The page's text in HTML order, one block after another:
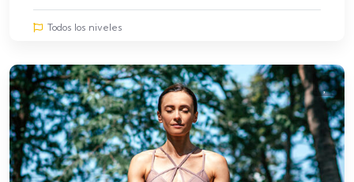
Todos los niveles